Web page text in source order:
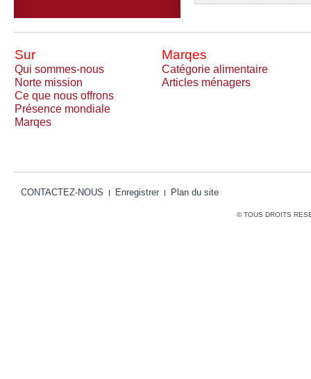
Sur Marqes
Qui sommes-nous
Catégorie alimentaire
Norte mission
Articles ménagers
Ce que nous offrons
Présence mondiale
Marqes
CONTACTEZ-NOUS Enregistrer Plan du site
© TOUS DROITS